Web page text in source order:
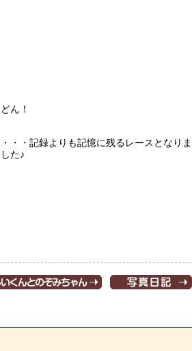
どん！
・・・記録よりも記憶に残るレースとなりま
した♪